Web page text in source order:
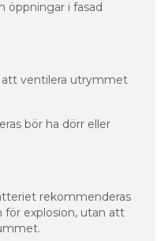
öppningar i fasad
att ventilera utrymmet
bör ha dörr eller
rekommenderas
explosion, utan att